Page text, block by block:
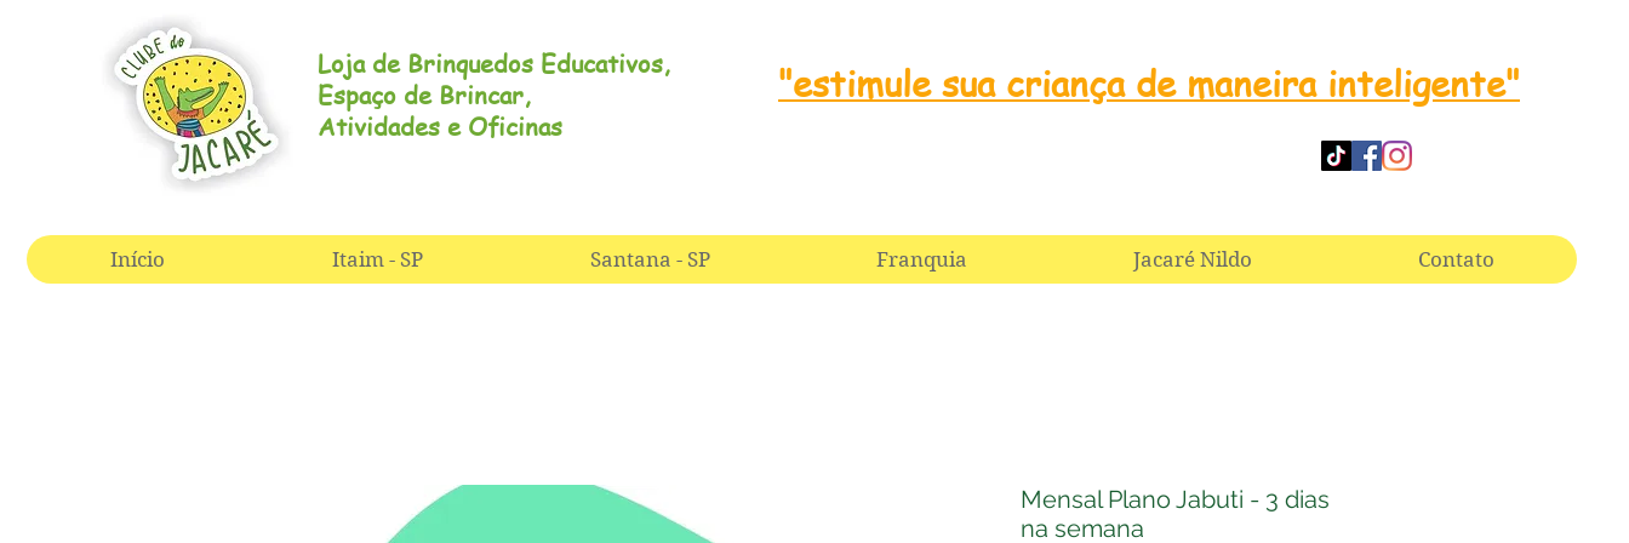
Loja de Brinquedos Educativos,
Espaço de Brincar,
Atividades e Oficinas
"estimule sua criança de maneira inteligente"
Início Itaim - SP Santana - SP Franquia Jacaré Nildo Contato
Mensal Plano Jabuti - 3 dias
na semana